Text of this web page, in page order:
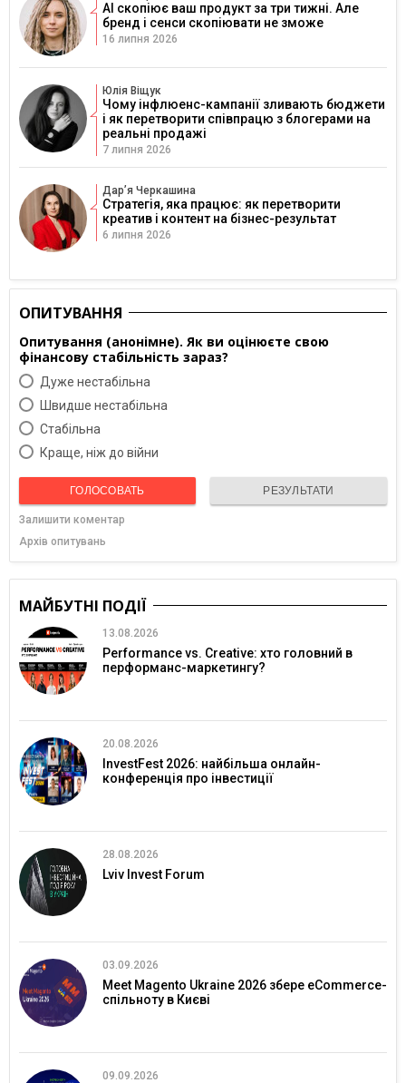
AI скопіює ваш продукт за три тижні. Але
бренд і сенси скопіювати не зможе
16 липня 2026
Юлія Віщук
Чому інфлюенс-кампанії зливають бюджети
і як перетворити співпрацю з блогерами на
реальні продажі
7 липня 2026
Дарʼя Черкашина
Стратегія, яка працює: як перетворити
креатив і контент на бізнес-результат
6 липня 2026
ОПИТУВАННЯ
Опитування (анонімне). Як ви оцінюєте свою
фінансову стабільність зараз?
Дуже нестабільна
Швидше нестабільна
Cтабільна
Краще, ніж до війни
ГОЛОСОВАТЬ РЕЗУЛЬТАТИ
Залишити коментар
Архів опитувань
МАЙБУТНІ ПОДІЇ
13.08.2026
Performance vs. Creative: хто головний в
перформанс-маркетингу?
20.08.2026
InvestFest 2026: найбільша онлайн-
конференція про інвестиції
28.08.2026
Lviv Invest Forum
03.09.2026
Meet Magento Ukraine 2026 збере eCommerce-
спільноту в Києві
09.09.2026